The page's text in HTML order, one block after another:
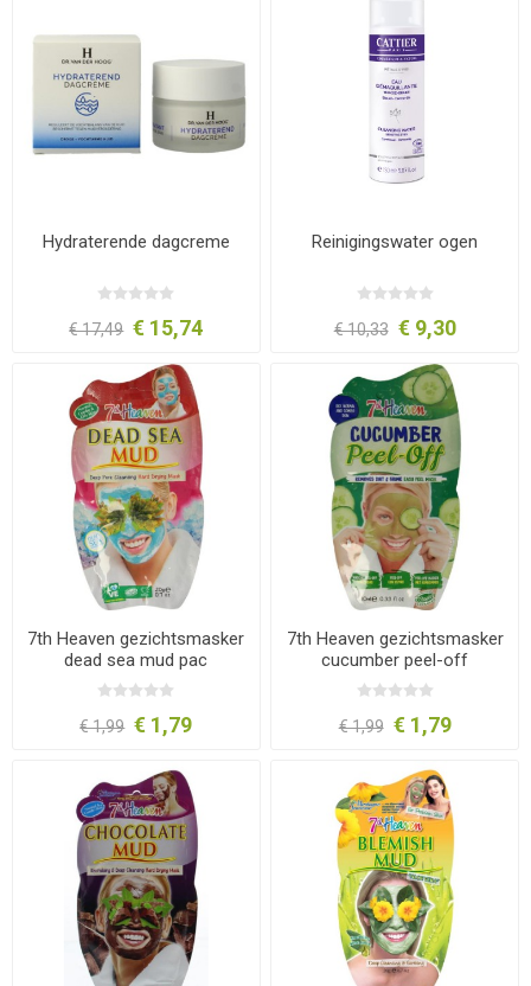
Hydraterende dagcreme
€ 17,49 € 15,74
Reinigingswater ogen
€ 10,33 € 9,30
7th Heaven gezichtsmasker
dead sea mud pac
€ 1,99 € 1,79
7th Heaven gezichtsmasker
cucumber peel-off
€ 1,99 € 1,79